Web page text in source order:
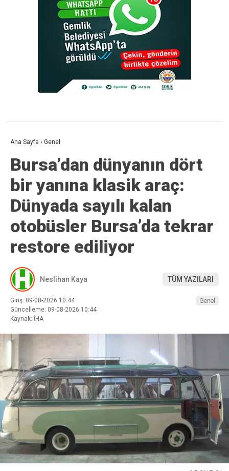
Ana Sayfa › Genel
Bursa’dan dünyanın dört
bir yanına klasik araç:
Dünyada sayılı kalan
otobüsler Bursa’da tekrar
restore ediliyor
Neslihan Kaya TÜM YAZILARI
Giriş: 09-08-2026 10:44
Güncelleme: 09-08-2026 10:44
Kaynak: İHA
Genel